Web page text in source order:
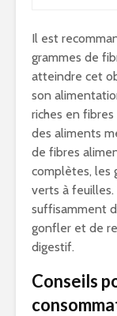
Il est
grammes de
atteindre cet
son
riches en
des aliments
de fibres
complètes, les
verts à
suffisamment
gonfler et de
digestif.
Conseils